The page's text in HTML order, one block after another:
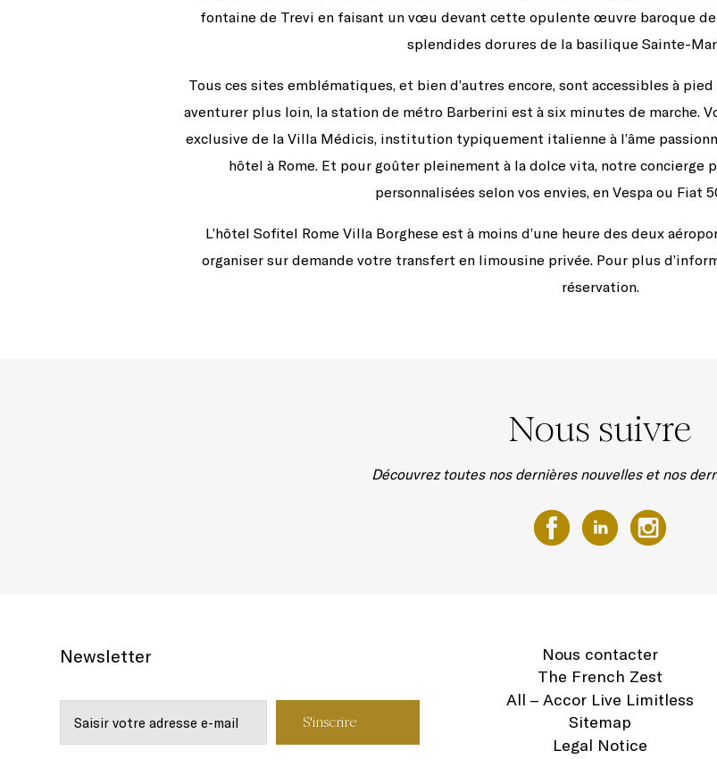
fontaine de Trevi en faisant un vœu devant cette opulente œuvre baroque
splendides dorures de la basilique Sainte-
Tous ces sites emblématiques, et bien d’autres encore, sont accessibles à
aventurer plus loin, la station de métro Barberini est à six minutes de marche.
exclusive de la Villa Médicis, institution typiquement italienne à l’âme
hôtel à Rome. Et pour goûter pleinement à la dolce vita, notre concierge
personnalisées selon vos envies, en Vespa ou Fiat
L’hôtel Sofitel Rome Villa Borghese est à moins d’une heure des deux
organiser sur demande votre transfert en limousine privée. Pour plus
réservation.
Nous suivre
Découvrez toutes nos dernières nouvelles et nos
Newsletter
Nous contacter
The French Zest
All – Accor Live Limitless
Sitemap
Legal Notice